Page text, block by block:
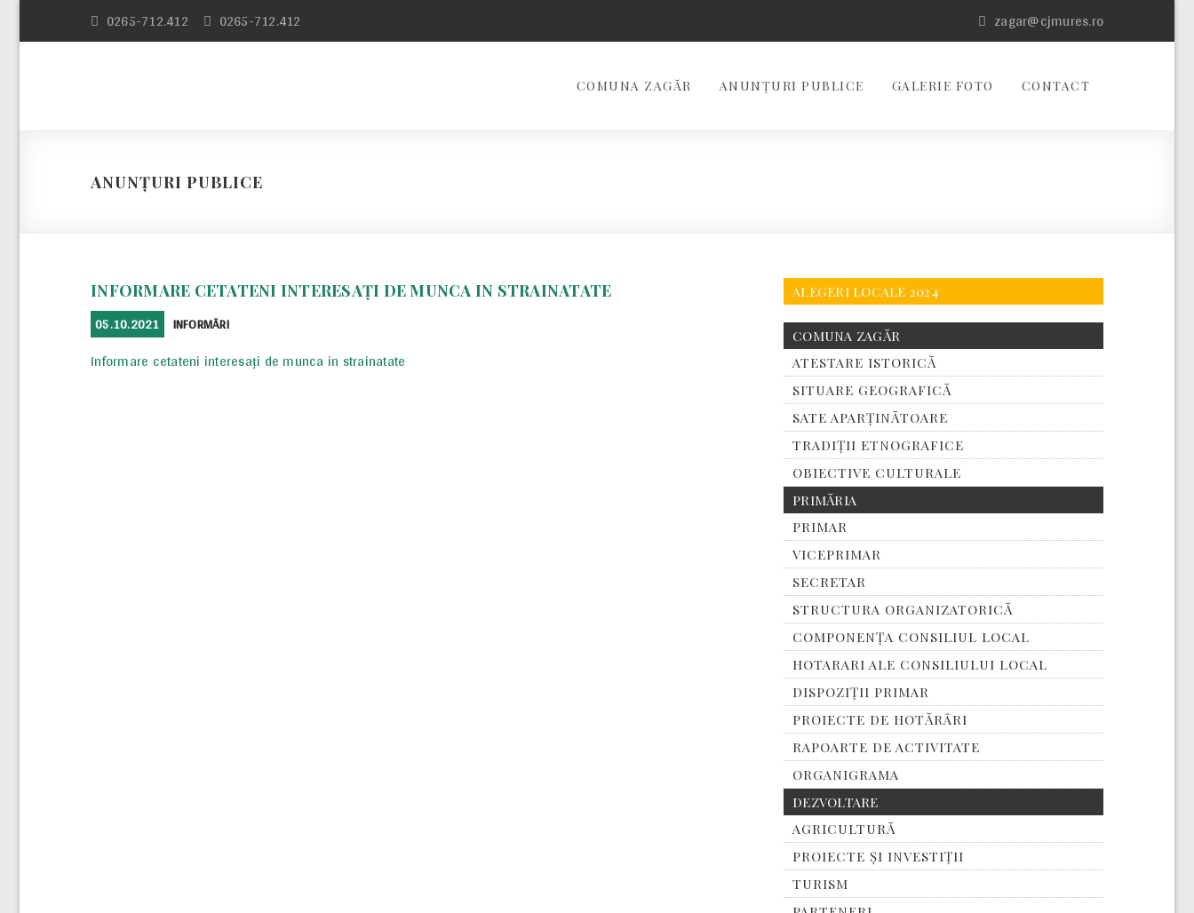
0265-712.412 0265-712.412 zagar@cjmures.ro
COMUNA ZAGĂR ANUNȚURI PUBLICE GALERIE FOTO CONTACT
ANUNȚURI PUBLICE
INFORMARE CETATENI INTERESAȚI DE MUNCA IN STRAINATATE
POSTED
ON
05.10.2021 CATEGORIES
INFORMĂRI
Informare cetateni interesați de munca in strainatate
ALEGERI LOCALE 2024
COMUNA ZAGĂR
ATESTARE ISTORICĂ
SITUARE GEOGRAFICĂ
SATE APARȚINĂTOARE
TRADIȚII ETNOGRAFICE
OBIECTIVE CULTURALE
PRIMĂRIA
PRIMAR
VICEPRIMAR
SECRETAR
STRUCTURA ORGANIZATORICĂ
COMPONENȚA CONSILIUL LOCAL
HOTARARI ALE CONSILIULUI LOCAL
DISPOZIȚII PRIMAR
PROIECTE DE HOTĂRÂRI
RAPOARTE DE ACTIVITATE
ORGANIGRAMA
DEZVOLTARE
AGRICULTURĂ
PROIECTE ȘI INVESTIȚII
TURISM